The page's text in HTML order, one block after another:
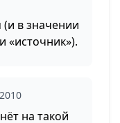
в значении
«источник»).
на такой